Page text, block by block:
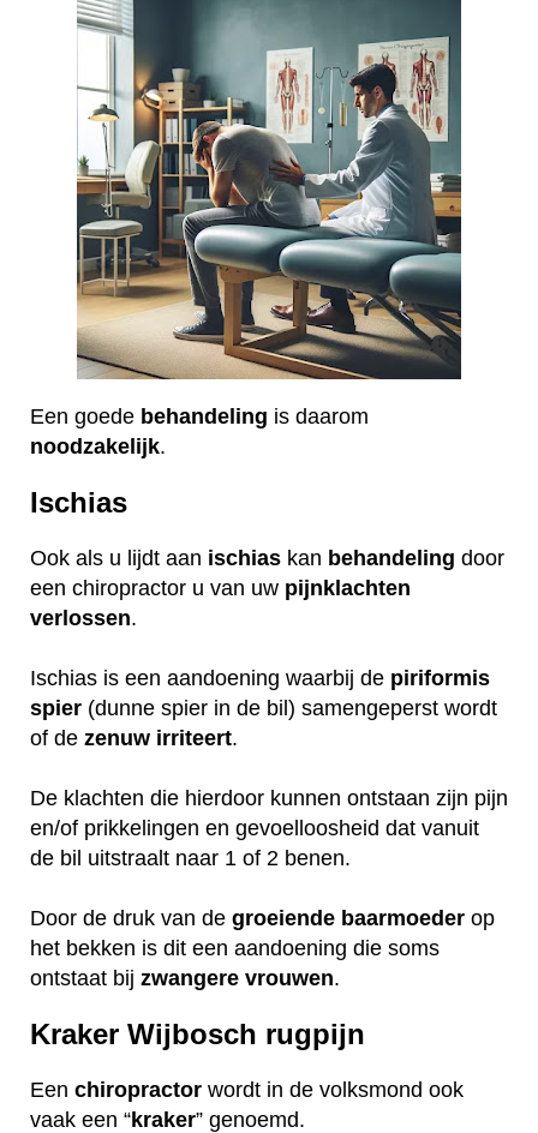
Een goede behandeling is daarom
noodzakelijk.
Ischias
Ook als u lijdt aan ischias kan behandeling door
een chiropractor u van uw pijnklachten
verlossen.
Ischias is een aandoening waarbij de piriformis
spier (dunne spier in de bil) samengeperst wordt
of de zenuw irriteert.
De klachten die hierdoor kunnen ontstaan zijn pijn
en/of prikkelingen en gevoelloosheid dat vanuit
de bil uitstraalt naar 1 of 2 benen.
Door de druk van de groeiende baarmoeder op
het bekken is dit een aandoening die soms
ontstaat bij zwangere vrouwen.
Kraker Wijbosch rugpijn
Een chiropractor wordt in de volksmond ook
vaak een “kraker” genoemd.